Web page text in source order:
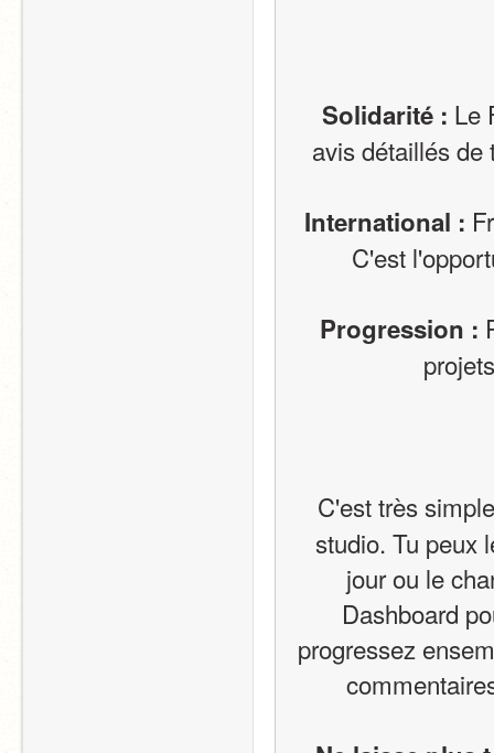
Solidarité : Le
avis détaillés de
International :
C'est
Progression :
C'est très
studio. Tu peux
jour ou le
Dashboard
progressez